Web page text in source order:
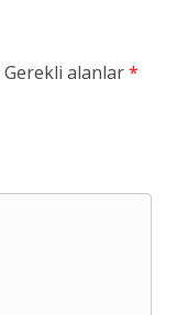
Gerekli alanlar*